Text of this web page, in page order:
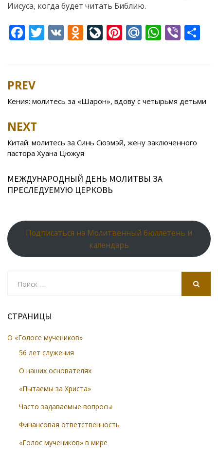
Иисуса, когда будет читать Библию.
F
b
o
o
k
T V O
kl
as
ni
ki
Li
u
r
al
Pi
st
M
u
W
A
p
Vi
Post
navigation
PREV
Кения: молитесь за «Шарон», вдову с четырьмя детьми
NEXT
Китай: молитесь за Синь Сюэмэй, жену заключенного
пастора Хуана Цюжуя
МЕЖДУНАРОДНЫЙ ДЕНЬ МОЛИТВЫ ЗА
ПРЕСЛЕДУЕМУЮ ЦЕРКОВЬ
Подписаться на Молитвенный бюллетень и
календарь
СТРАНИЦЫ
О «Голосе мучеников»
56 лет служения
О наших основателях
«Пытаемы за Христа»
Часто задаваемые вопросы
Финансовая ответственность
«Голос мучеников» в мире